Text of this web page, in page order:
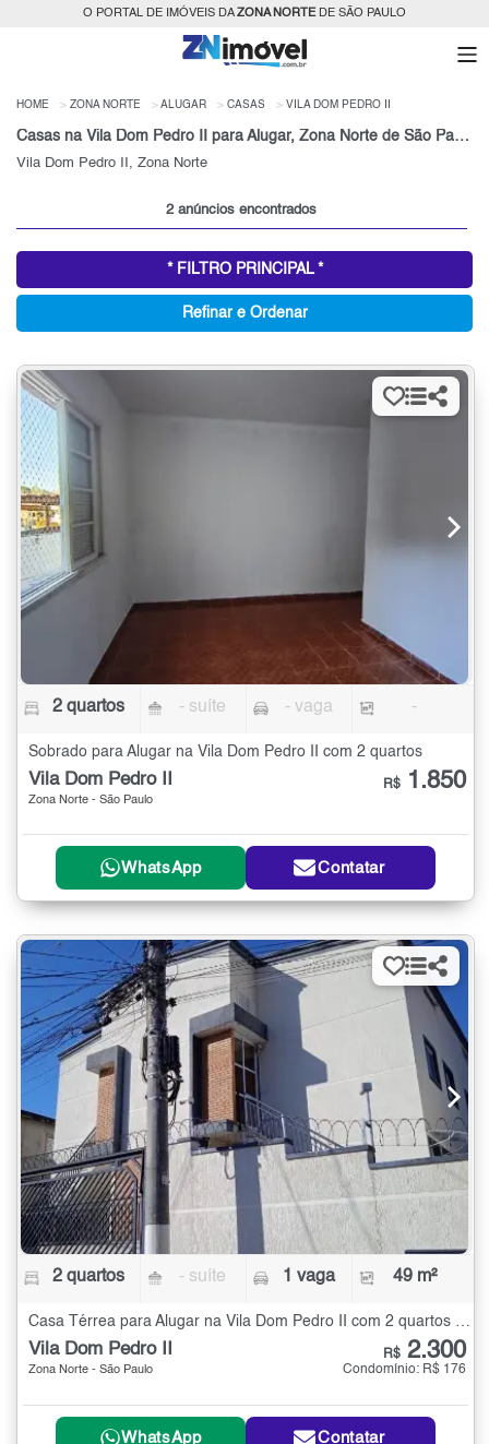
O PORTAL DE IMÓVEIS DAZONA NORTEDE SÃO PAULO
HOME ZONA NORTE ALUGAR CASAS VILA DOM PEDRO II
Casas na Vila Dom Pedro II para Alugar, Zona Norte de São Paulo, SP
Vila Dom Pedro II, Zona Norte
2 anúncios encontrados
* FILTRO PRINCIPAL *
Refinar e Ordenar
2 quartos - suíte - vaga -
Sobrado para Alugar na Vila Dom Pedro II com 2 quartos
Vila Dom Pedro II
Zona Norte - São Paulo
R$ 1.850
WhatsApp Contatar
2 quartos - suíte 1 vaga 49 m²
Casa Térrea para Alugar na Vila Dom Pedro II com 2 quartos - 49 m²
Vila Dom Pedro II
Zona Norte - São Paulo
R$ 2.300
Condomínio: R$ 176
WhatsApp Contatar